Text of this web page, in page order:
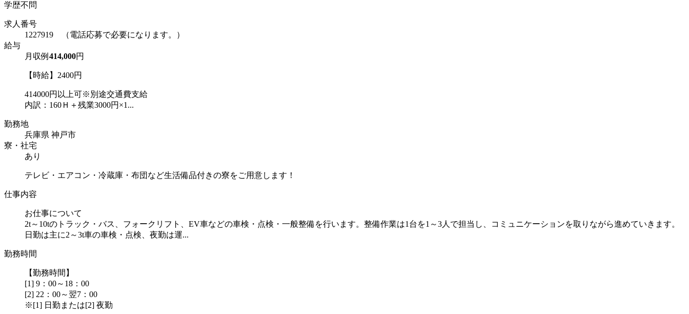
学歴不問
求人番号
1227919 （電話応募で必要になります。）
給与
月収例 414,000円
【時給】2400円
414000円以上可※別途交通費支給
内訳：160Ｈ＋残業3000円×1...
勤務地
兵庫県 神戸市
寮・社宅
あり
テレビ・エアコン・冷蔵庫・布団など生活備品付きの寮をご用意します！
仕事内容
お仕事について
2t～10tのトラック・バス、フォークリフト、EV車などの車検・点検・一般整備を行います。整備作業は1台を1～3人で担当し、コミュニケーションを取りながら進めていきます。
日勤は主に2～3t車の車検・点検、夜勤は運...
勤務時間
【勤務時間】
[1] 9：00～18：00
[2] 22：00～翌7：00
※[1] 日勤または[2] 夜勤